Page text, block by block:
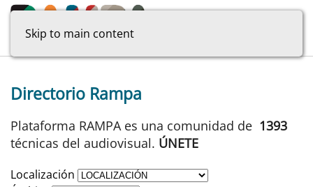
Skip to main content
Directorio Rampa
Plataforma RAMPA es una comunidad de 1393
técnicas del audiovisual. ÚNETE
Localización